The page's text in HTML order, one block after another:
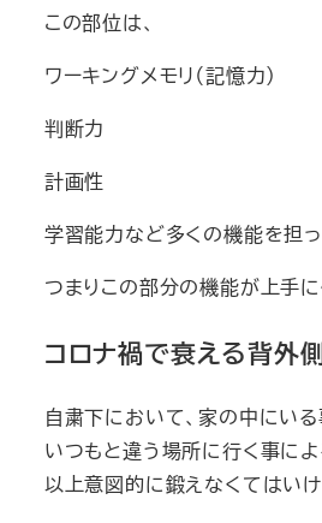
この部位は、
ワーキングメモリ（記憶力）
判断力
計画性
学習能力など多くの機能を担っ
つまりこの部分の機能が上手
コロナ禍で衰える背外
自粛下において、家の中にい
いつもと違う場所に行く事に
以上意図的に鍛えなくてはい